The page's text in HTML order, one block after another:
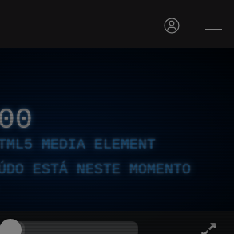
MEDIA ELEMENT
ESTÁ NESTE MOMENTO